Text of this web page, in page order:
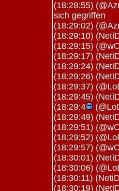
(18:28:55)
sich gegriffen
(18:29:02)
(18:29:10)
(18:29:15)
(18:29:17)
(18:29:24)
(18:29:26)
(18:29:37)
(18:29:45)
(18:29:4
(18:29:49)
(18:29:51)
(18:29:52)
(18:29:57)
(18:30:01)
(18:30:06)
(18:30:11)
(18:30:19)